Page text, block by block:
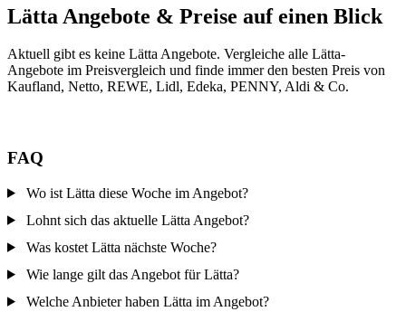
Lätta Angebote & Preise auf einen Blick
Aktuell gibt es keine Lätta Angebote. Vergleiche alle Lätta-
Angebote im Preisvergleich und finde immer den besten Preis von
Kaufland, Netto, REWE, Lidl, Edeka, PENNY, Aldi & Co.
FAQ
Wo ist Lätta diese Woche im Angebot?
Lohnt sich das aktuelle Lätta Angebot?
Was kostet Lätta nächste Woche?
Wie lange gilt das Angebot für Lätta?
Welche Anbieter haben Lätta im Angebot?